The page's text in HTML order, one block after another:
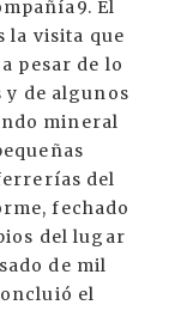
El
la visita que
pesar de lo
de algunos
mineral
del
fechado
del lugar
de mil
el